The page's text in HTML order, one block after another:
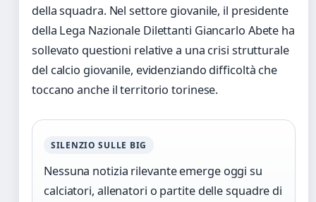
della squadra. Nel settore giovanile, il presidente
della Lega Nazionale Dilettanti Giancarlo Abete ha
sollevato questioni relative a una crisi strutturale
del calcio giovanile, evidenziando difficoltà che
toccano anche il territorio torinese.
SILENZIO SULLE BIG
Nessuna notizia rilevante emerge oggi su
calciatori, allenatori o partite delle squadre di